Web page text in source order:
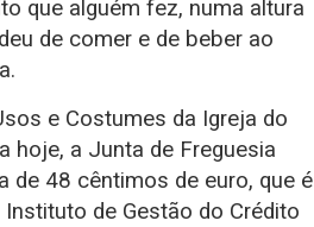
que alguém fez, numa altura
de comer e de beber ao
e Costumes da Igreja do
hoje, a Junta de Freguesia
de 48 cêntimos de euro, que é
de Gestão do Crédito